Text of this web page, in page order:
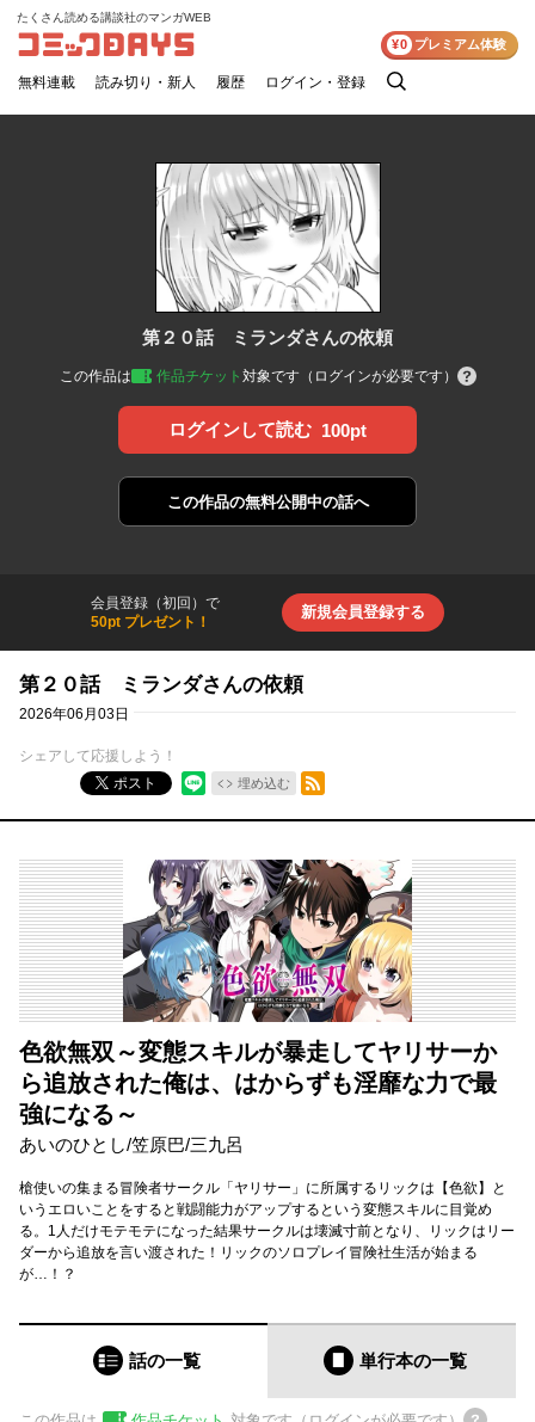
コミックDAYS
たくさん読める講談社のマンガWEB
無料連載 読み切り・新人 履歴 ログイン・登録
検
¥0 プレミアム体験
第２０話 ミランダさんの依頼
この作品は 作品チケット 対象です（ログインが必要です）
ログインして読む 100pt
この作品の無料公開中の話へ
会員登録（初回）で
50pt プレゼント！
新規会員登録する
第２０話 ミランダさんの依頼
2026年06月03日
シェアして応援しよう！
ポスト
埋め込む
RSSフィード
色欲無双～変態スキルが暴走してヤリサーか
ら追放された俺は、はからずも淫靡な力で最
強になる～
あいのひとし/笠原巴/三九呂
槍使いの集まる冒険者サークル「ヤリサー」に所属するリックは【色欲】と
いうエロいことをすると戦闘能力がアップするという変態スキルに目覚め
る。1人だけモテモテになった結果サークルは壊滅寸前となり、リックはリー
ダーから追放を言い渡された！リックのソロプレイ冒険社生活が始まる
が…！？
話の一覧 単行本の一覧